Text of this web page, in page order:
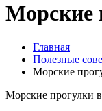
Морские
Главная
Полезные
Морские
Морские прогулки